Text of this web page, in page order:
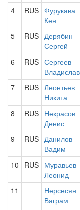
4 RUS Фурукава
Кен
5 RUS Дерябин
Сергей
6 RUS Сергеев
Владислав
7 RUS Леонтьев
Никита
8 RUS Некрасов
Денис
9 RUS Данилов
Вадим
10 RUS Муравьев
Леонид
11
Нерсесян
Ваграм